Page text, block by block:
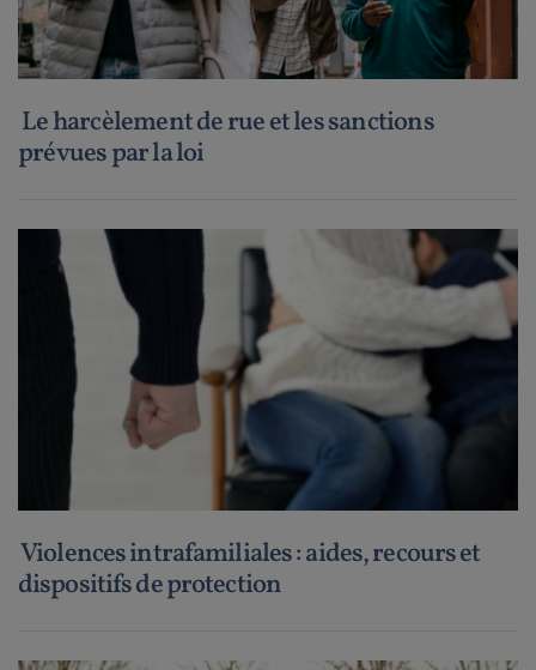
Le harcèlement de rue et les sanctions
prévues par la loi
Violences intrafamiliales : aides, recours et
dispositifs de protection